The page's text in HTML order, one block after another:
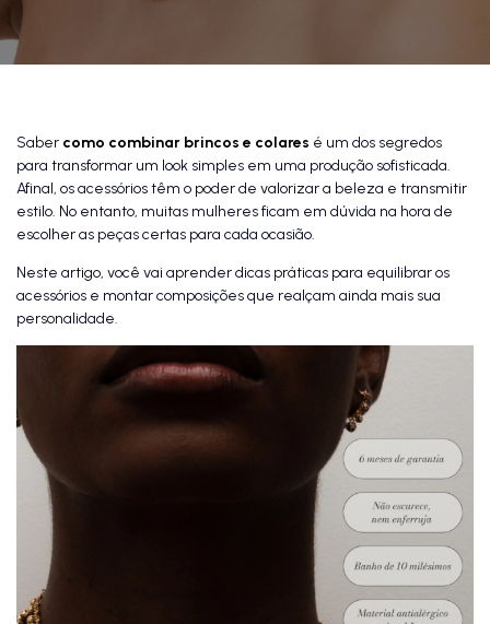
Saber como combinar brincos e colares é um dos segredos
para transformar um look simples em uma produção sofisticada.
Afinal, os acessórios têm o poder de valorizar a beleza e transmitir
estilo. No entanto, muitas mulheres ficam em dúvida na hora de
escolher as peças certas para cada ocasião.
Neste artigo, você vai aprender dicas práticas para equilibrar os
acessórios e montar composições que realçam ainda mais sua
personalidade.